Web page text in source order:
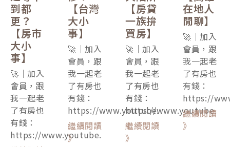
到都
更？
【房市
大小
事】
🚀｜加入
會員，跟
我一起老
了有房也
有錢：
https://www.youtube.
【台灣
大小
事】
🚀｜加入
會員，跟
我一起老
了有房也
有錢：
https://www.youtube.
繼續閱讀
》
【房貸
一族拚
買房】
🚀｜加入
會員，跟
我一起老
了有房也
有錢：
https://www.youtube.
繼續閱讀
》
在地人
閒聊】
🚀｜加入
會員，跟
我一起老
了有房也
有錢：
https://
繼續閱讀
》